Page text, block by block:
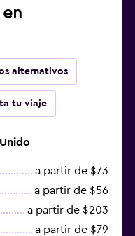
alternativos
tu viaje
a partir de $73
a partir de $56
a partir de $203
a partir de $79